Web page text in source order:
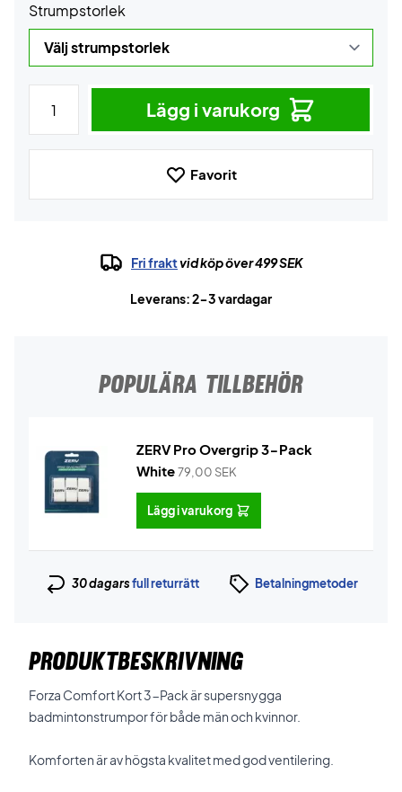
Strumpstorlek
Lägg i varukorg
Favorit
Fri fraktvid köp över 499 SEK
Leverans: 2-3 vardagar
POPULÄRA TILLBEHÖR
ZERV Pro Overgrip 3-Pack
White79,00 SEK
Lägg i varukorg
30 dagarsfull returrätt Betalningmetoder
PRODUKTBESKRIVNING
Forza Comfort Kort 3-Pack är supersnygga
badmintonstrumpor för både män och kvinnor.
Komforten är av högsta kvalitet med god ventilering.